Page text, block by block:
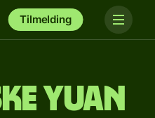
Tilmelding
yuan